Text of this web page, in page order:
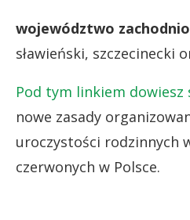
województwo
sławieński, szczecinecki
Pod tym linkiem dowiesz
nowe zasady
uroczystości rodzinnych
czerwonych w Polsce.